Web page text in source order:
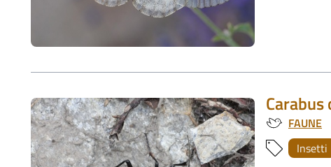
FAUNE
Insetti